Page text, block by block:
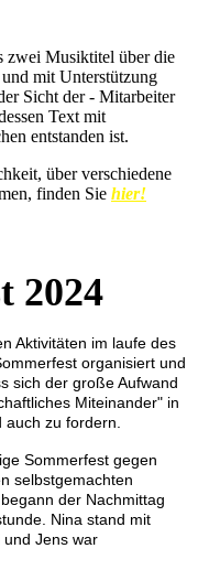
zwei Musiktitel über die
mit Unterstützung
Sicht der - Mitarbeiter
Text mit
entstanden ist.
über verschiedene
finden Sie hier!
2024
Aktivitäten im laufe des
organisiert und
sich der große Aufwand
Miteinander" in
auch zu fordern.
Sommerfest gegen
selbstgemachten
der Nachmittag
Nina stand mit
und Jens war